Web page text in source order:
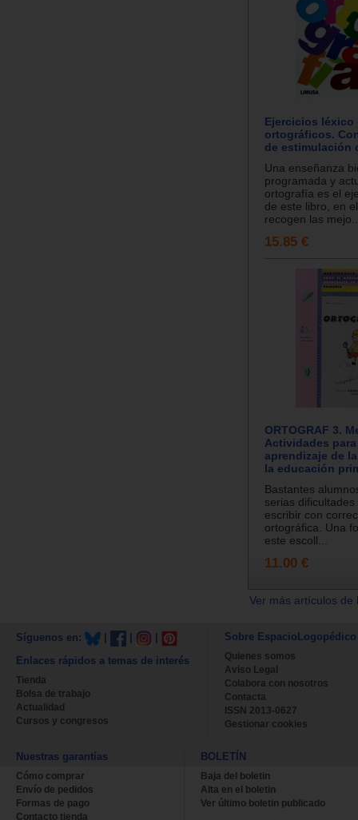
Ejercicios léxico
ortográficos.
de estimulación
Una enseñanza
programada y
ortografía es el
de este libro, en
recogen las
15.85 €
ORTOGRAF 3.
Actividades
aprendizaje de
la educación
Bastantes
serias
escribir con
ortográfica. Una
este escoll...
11.00 €
Ver más artículos
Síguenos en:
Enlaces rápidos a temas de interés
Tienda
Bolsa de trabajo
Actualidad
Cursos y congresos
Sobre EspacioLogopédico
Quienes somos
Aviso Legal
Colabora con nosotros
Contacta
ISSN 2013-0627
Gestionar cookies
Nuestras garantías
Cómo comprar
Envío de pedidos
Formas de pago
Contacto tienda
BOLETÍN
Baja del boletin
Alta en el boletin
Ver último boletin publicado